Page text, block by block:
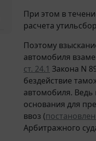
При этом в
расчета
Поэтому
автомобиля
ст. 24.1 Закона N
бездействие
автомобиля. Ведь
основания для
ввоз (
Арбитражного